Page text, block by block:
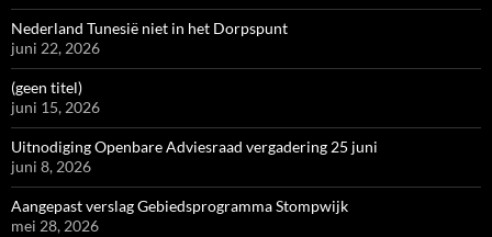
Nederland Tunesië niet in het Dorpspunt
juni 22, 2026
(geen titel)
juni 15, 2026
Uitnodiging Openbare Adviesraad vergadering 25 juni
juni 8, 2026
Aangepast verslag Gebiedsprogramma Stompwijk
mei 28, 2026